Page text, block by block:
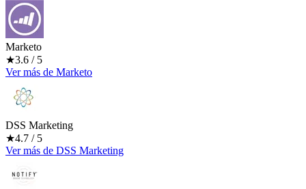
Marketo
★3.6 / 5
Ver más de Marketo
DSS Marketing
★4.7 / 5
Ver más de DSS Marketing